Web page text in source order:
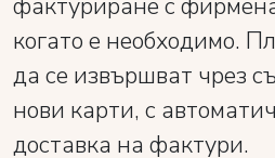
фактуриране с
когато е необходимо.
да се извършват чрез
нови карти, с
доставка на фактури.